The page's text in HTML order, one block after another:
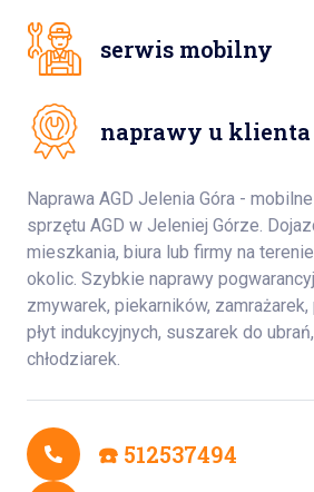
serwis mobilny
naprawy u klienta
Naprawa AGD Jelenia Góra -
sprzętu AGD w Jeleniej Górze.
mieszkania, biura lub firmy na
okolic. Szybkie naprawy
zmywarek, piekarników, zamrażarek,
płyt indukcyjnych, suszarek do
chłodziarek.
☎️ 512537494